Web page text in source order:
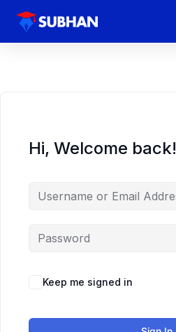
Hi, Welcome back!
Keep me signed in